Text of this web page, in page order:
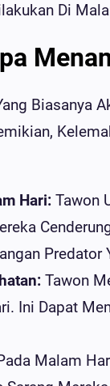
Di
Biasanya
Hari: Tawon
Tawon
Ini Dapat
Malam